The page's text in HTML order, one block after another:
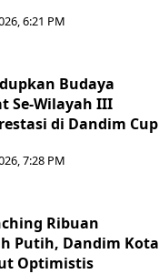
6:21 PM
Budaya
Se-Wilayah III
di Dandim Cup
7:28 PM
Ribuan
Putih, Dandim Kota
Optimistis